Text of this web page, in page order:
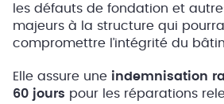
les défauts de fondation et
majeurs à la structure qui
compromettre l’intégrité du
Elle assure une indemnisation
60 jours pour les réparations